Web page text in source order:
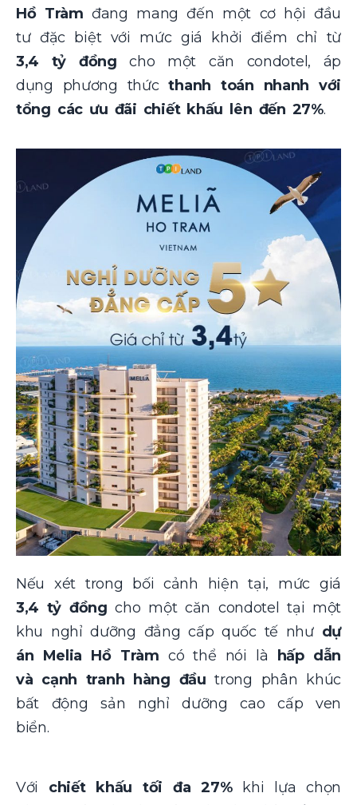
Hồ Tràm đang mang đến một cơ hội đầu
tư đặc biệt với mức giá khởi điểm chỉ từ
3,4 tỷ đồng cho một căn condotel, áp
dụng phương thứcthanh toán nhanh với
tổng các ưu đãi chiết khấu lên đến 27%.
Nếu xét trong bối cảnh hiện tại, mức giá
3,4 tỷ đồng cho một căn condotel tại một
khu nghỉ dưỡng đẳng cấp quốc tế như dự
án Melia Hồ Tràm có thể nói là hấp dẫn
và cạnh tranh hàng đầu trong phân khúc
bất động sản nghỉ dưỡng cao cấp ven
biển.
Với chiết khấu tối đa 27%khi lựa chọn